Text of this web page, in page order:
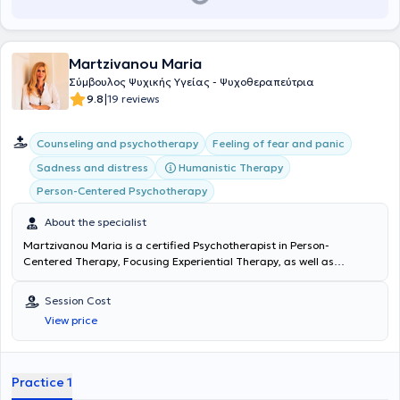
Martzivanou Maria
Σύμβουλος Ψυχικής Υγείας - Ψυχοθεραπεύτρια
9.8|19 reviews
Counseling and psychotherapy
Feeling of fear and panic
Sadness and distress
Humanistic Therapy
Person-Centered Psychotherapy
About the specialist
Martzivanou Maria is a certified Psychotherapist in Person-
Centered Therapy, Focusing Experiential Therapy, as well as
specialized in Positive Psychology and Medical Psychology, focusing
on understanding the relationship between the mind and body, the
psychosomatic expression of trauma, and the needs of individuals
living with chronic or acute physical pain. Through extensive training
mind, body, and spirit. Her approach honors the human existence as
Session Cost
View price
Practice 1